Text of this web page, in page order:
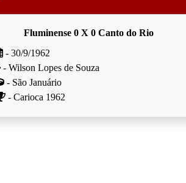
Fluminense 0 X 0 Canto do Rio
- 30/9/1962
- Wilson Lopes de Souza
- São Januário
- Carioca 1962